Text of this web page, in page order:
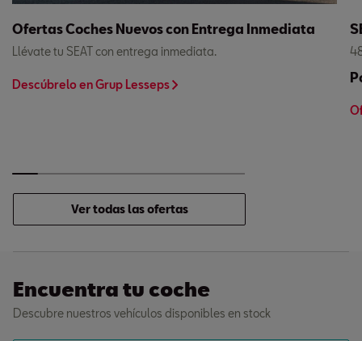
Ofertas Coches Nuevos con Entrega Inmediata
Llévate tu SEAT con entrega inmediata.
Descúbrelo en Grup Lesseps
Ver todas las ofertas
Encuentra tu coche
Descubre nuestros vehículos disponibles en stock